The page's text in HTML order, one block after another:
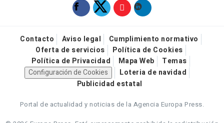
Contacto Aviso legal
Cumplimiento normativo
Oferta de servicios
Política de Cookies
Política de Privacidad
Mapa Web
Temas
Configuración de Cookies
Loteria de navidad
Publicidad estatal
Portal de actualidad y noticias de la Agencia Europa Press.